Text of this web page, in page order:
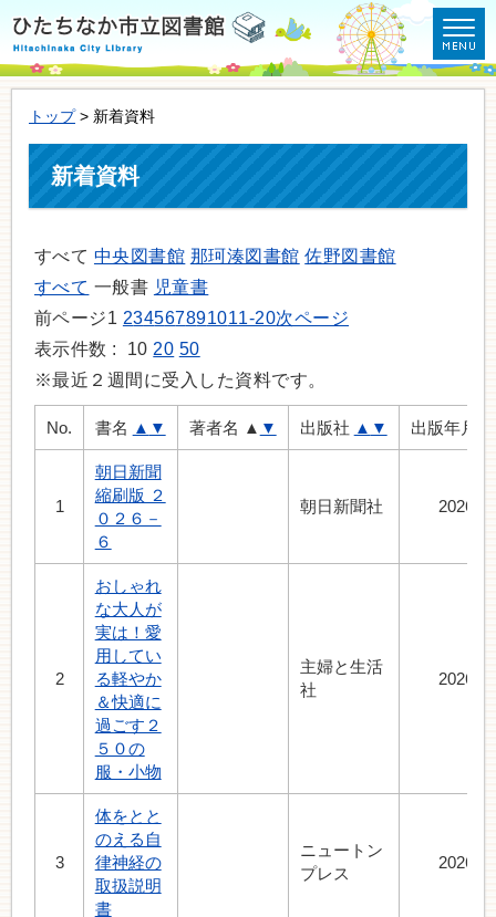
トップ> 新着資料
新着資料
すべて 中央図書館 那珂湊図書館 佐野図書館
すべて 一般書 児童書
前ページ1 234567891011-20次ページ
表示件数 : 10 20 50
※最近２週間に受入した資料です。
No. 書名 ▲ ▼ 著者名 ▲ ▼ 出版社 ▲ ▼ 出版年月
1
朝日新聞
縮刷版 ２
０２６－
６
朝日新聞社 2026.7
2
おしゃれ
な大人が
実は！愛
用してい
る軽やか
＆快適に
過ごす２
５０の
服・小物
主婦と生活
社
2026.7
3
体をとと
のえる自
律神経の
取扱説明
書
ニュートン
プレス
2026.4